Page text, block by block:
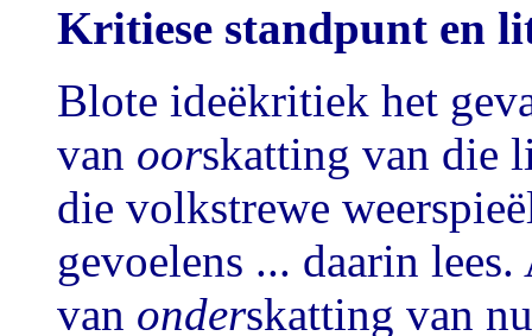
Kritiese standpunt en
Blote ideëkritiek het
van oorskatting van die
die volkstrewe
gevoelens ... daarin
van onderskatting van